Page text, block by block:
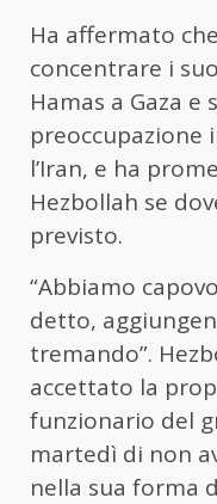
Ha affermato
concentrare i
Hamas a Gaza
preoccupazione
l’Iran, e ha
Hezbollah se
previsto.
“Abbiamo
detto,
tremando”.
accettato la
funzionario del
martedì di non
nella sua forma